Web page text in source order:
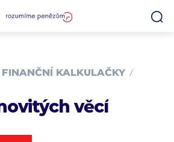
FINANČNÍ KALKULAČKY
věcí